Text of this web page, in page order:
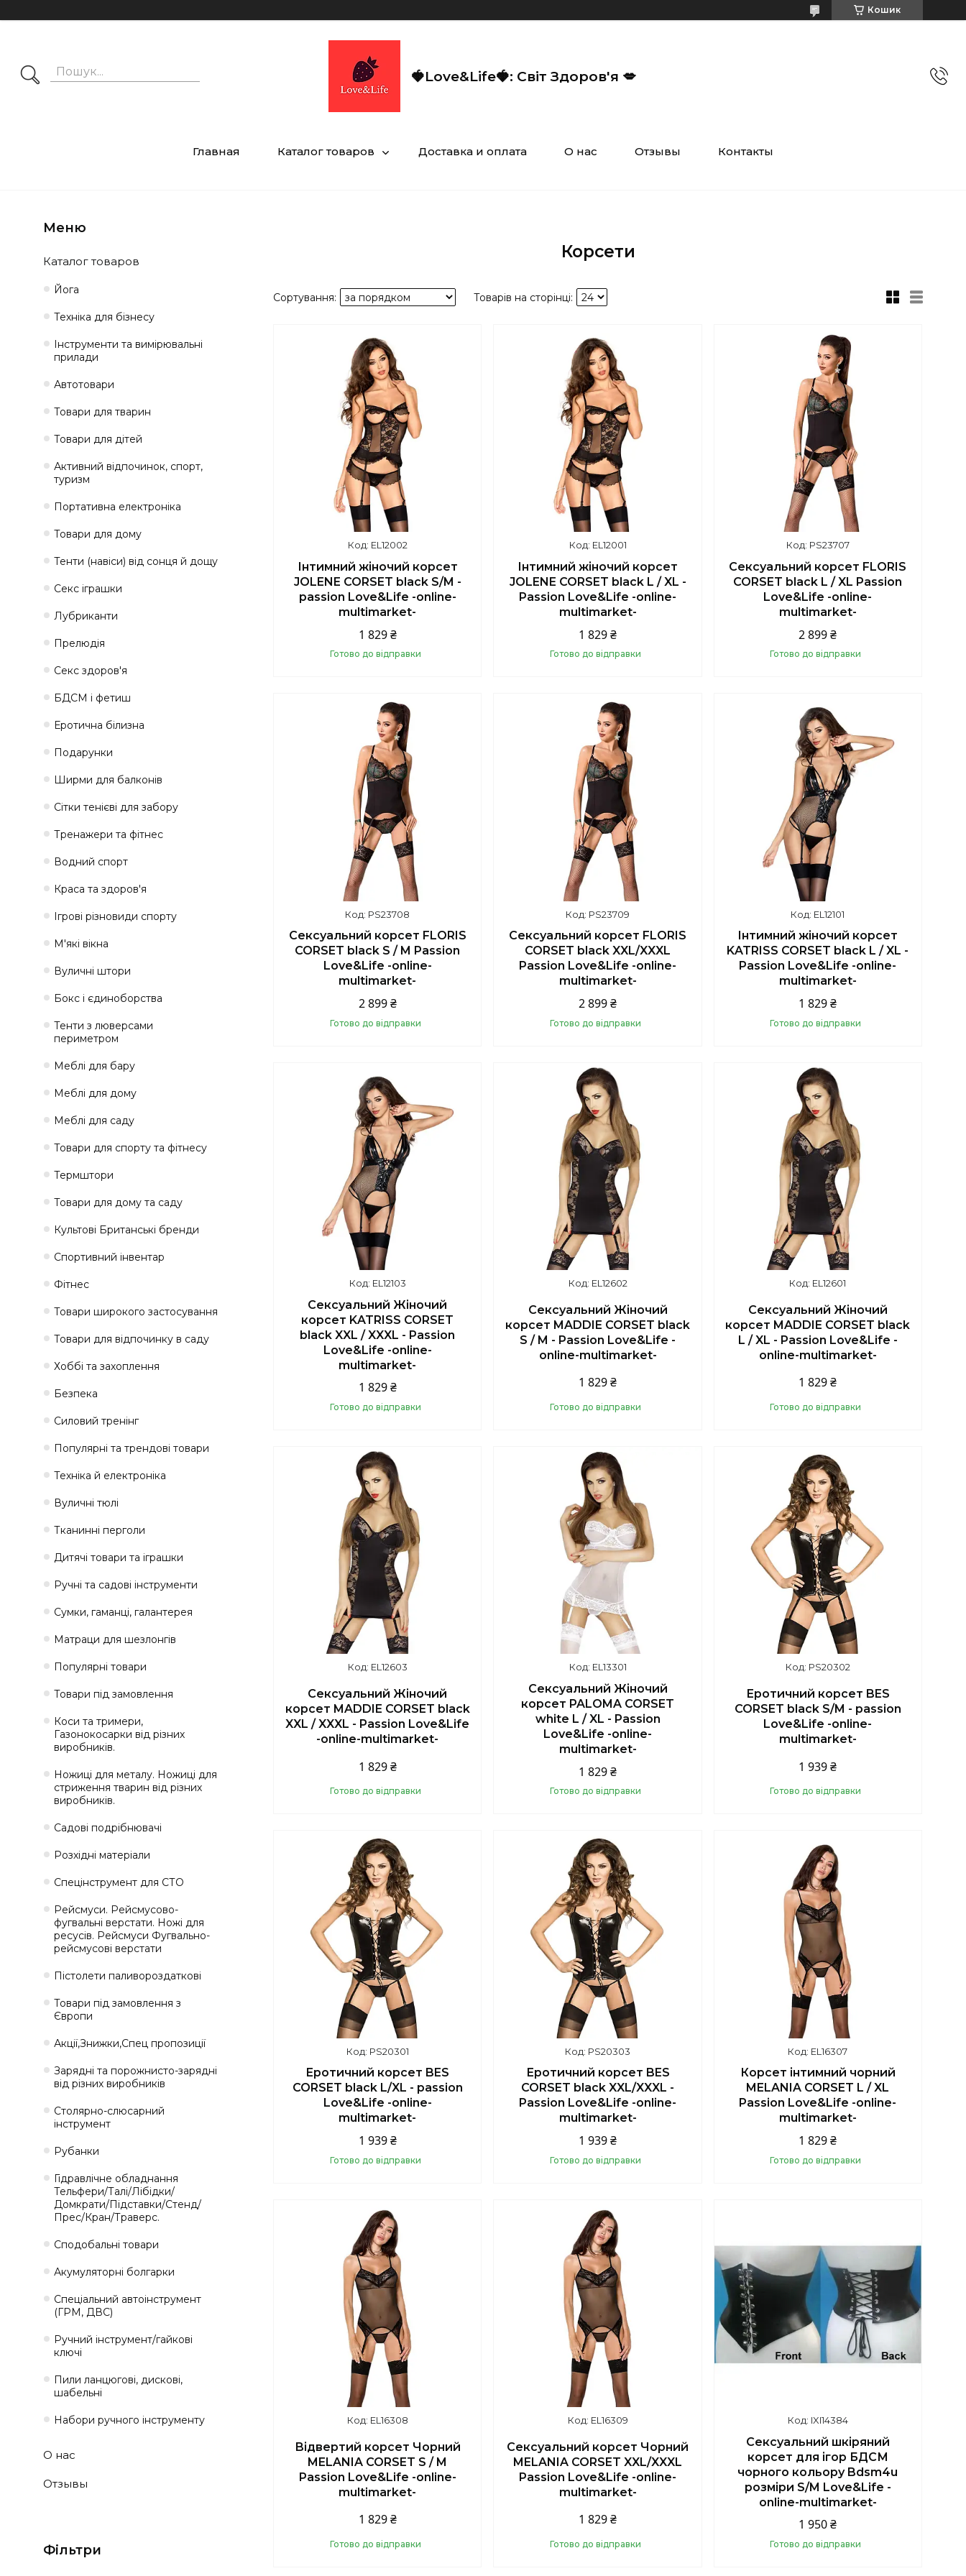
Кошик
🍓Love&Life🍓: Світ Здоров'я 💋
Главная Каталог товаров Доставка и оплата О нас Отзывы Контакты
Корсети
EL12002
Інтимний жіночий корсет
JOLENE CORSET black S/M -
passion Love&Life -online-
multimarket-
1 829 ₴
Готово до відправки
Купити
EL12001
Інтимний жіночий корсет
JOLENE CORSET black L / XL -
Passion Love&Life -online-
multimarket-
1 829 ₴
Готово до відправки
Купити
PS23707
Сексуальний корсет FLORIS
CORSET black L / XL Passion
Love&Life -online-
multimarket-
2 899 ₴
Готово до відправки
PS23708
Сексуальний корсет FLORIS
CORSET black S / M Passion
Love&Life -online-
multimarket-
2 899 ₴
Готово до відправки
PS23709
Сексуальний корсет FLORIS
CORSET black XXL/XXXL
Passion Love&Life -online-
multimarket-
2 899 ₴
Готово до відправки
Купити
EL12101
Інтимний жіночий корсет
KATRISS CORSET black L / XL -
Passion Love&Life -online-
multimarket-
1 829 ₴
Готово до відправки
Купити
EL12103
Сексуальний Жіночий
корсет KATRISS CORSET
black XXL / XXXL - Passion
Love&Life -online-
multimarket-
1 829 ₴
Готово до відправки
Купити
EL12602
Сексуальний Жіночий
корсет MADDIE CORSET black
S / M - Passion Love&Life -
online-multimarket-
1 829 ₴
Готово до відправки
Купити
EL12601
Сексуальний Жіночий
корсет MADDIE CORSET black
L / XL - Passion Love&Life -
online-multimarket-
1 829 ₴
Готово до відправки
Купити
EL12603
Сексуальний Жіночий
корсет MADDIE CORSET black
XXL / XXXL - Passion Love&Life
-online-multimarket-
1 829 ₴
Готово до відправки
Купити
EL13301
Сексуальний Жіночий
корсет PALOMA CORSET
white L / XL - Passion
Love&Life -online-
multimarket-
1 829 ₴
Готово до відправки
Купити
PS20302
Еротичний корсет BES
CORSET black S/M - passion
Love&Life -online-
multimarket-
1 939 ₴
Готово до відправки
PS20301
Еротичний корсет BES
CORSET black L/XL - passion
Love&Life -online-
multimarket-
1 939 ₴
Готово до відправки
PS20303
Еротичний корсет BES
CORSET black XXL/XXXL -
Passion Love&Life -online-
multimarket-
1 939 ₴
Готово до відправки
EL16307
Корсет інтимний чорний
MELANIA CORSET L / XL
Passion Love&Life -online-
multimarket-
1 829 ₴
Готово до відправки
EL16308
Відвертий корсет Чорний
MELANIA CORSET S / M
Passion Love&Life -online-
multimarket-
1 829 ₴
Готово до відправки
EL16309
Сексуальний корсет Чорний
MELANIA CORSET XXL/XXXL
Passion Love&Life -online-
multimarket-
1 829 ₴
Готово до відправки
IXI14384
Сексуальний шкіряний
корсет для ігор БДСМ
чорного кольору Bdsm4u
розміри S/M Love&Life -
online-multimarket-
1 950 ₴
Готово до відправки
Каталог товаров
Йога
Техніка для бізнесу
Інструменти та вимірювальні
прилади
Автотовари
Товари для тварин
Товари для дітей
Активний відпочинок, спорт,
туризм
Портативна електроніка
Товари для дому
Тенти (навіси) від сонця й дощу
Секс іграшки
Лубриканти
Прелюдія
Секс здоров'я
БДСМ і фетиш
Еротична білизна
Подарунки
Ширми для балконів
Сітки тенієві для забору
Тренажери та фітнес
Водний спорт
Краса та здоров'я
Ігрові різновиди спорту
М'які вікна
Вуличні штори
Бокс і єдиноборства
Тенти з люверсами
периметром
Меблі для бару
Меблі для дому
Меблі для саду
Товари для спорту та фітнесу
Термштори
Товари для дому та саду
Культові Британські бренди
Спортивний інвентар
Фітнес
Товари широкого застосування
Товари для відпочинку в саду
Хоббі та захоплення
Безпека
Силовий тренінг
Популярні та трендові товари
Техніка й електроніка
Вуличні тюлі
Тканинні перголи
Дитячі товари та іграшки
Ручні та садові інструменти
Сумки, гаманці, галантерея
Матраци для шезлонгів
Популярні товари
Товари під замовлення
Коси та тримери,
Газонокосарки від різних
виробників.
Ножиці для металу. Ножиці для
стриження тварин від різних
виробників.
Садові подрібнювачі
Розхідні матеріали
Спецінструмент для СТО
Рейсмуси. Рейсмусово-
фугвальні верстати. Ножі для
ресусів. Рейсмуси Фугвально-
рейсмусові верстати
Пістолети паливороздаткові
Товари під замовлення з
Європи
Акції,Знижки,Спец пропозиції
Зарядні та порожнисто-зарядні
від різних виробників
Столярно-слюсарний
інструмент
Рубанки
Гідравлічне обладнання
Тельфери/Талі/Лібідки/
Домкрати/Підставки/Стенд/
Прес/Кран/Траверс.
Сподобальні товари
Акумуляторні болгарки
Спеціальний автоінструмент
(ГРМ, ДВС)
Ручний інструмент/гайкові
ключі
Пили ланцюгові, дискові,
шабельні
Набори ручного інструменту
О нас
Отзывы
Фільтри